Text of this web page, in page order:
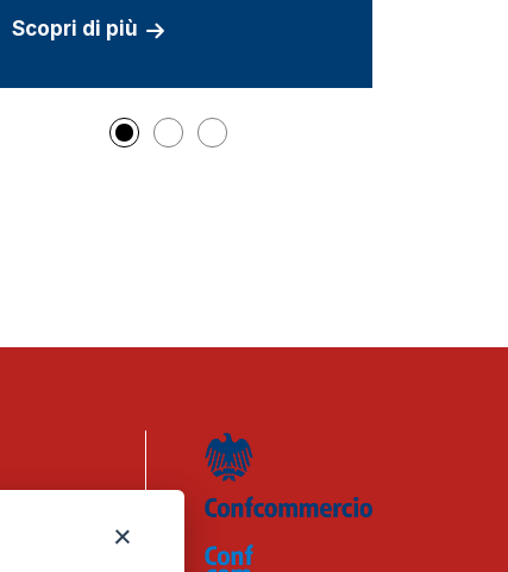
Scopri di più